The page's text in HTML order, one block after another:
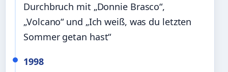
Durchbruch mit „Donnie Brasco“,
„Volcano“ und „Ich weiß, was du letzten
Sommer getan hast“
1998